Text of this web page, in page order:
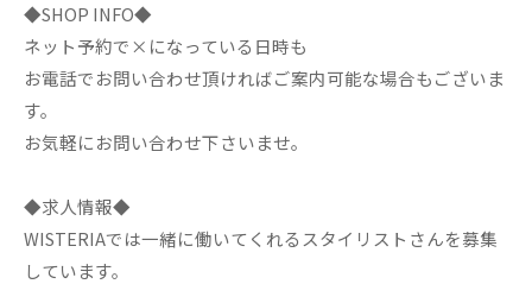
◆SHOP INFO◆
ネット予約で×になっている日時も
お電話でお問い合わせ頂ければご案内可能な場合もございま
す。
お気軽にお問い合わせ下さいませ。
◆求人情報◆
WISTERIAでは一緒に働いてくれるスタイリストさんを募集
しています。